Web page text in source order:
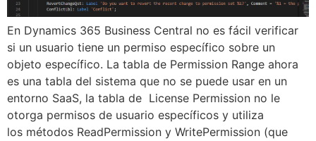
En Dynamics 365 Business Central no es fácil verificar
si un usuario tiene un permiso específico sobre un
objeto específico. La tabla de Permission Range ahora
es una tabla del sistema que no se puede usar en un
entorno SaaS, la tabla de License Permission no le
otorga permisos de usuario específicos y utiliza
los métodos ReadPermission y WritePermission (que